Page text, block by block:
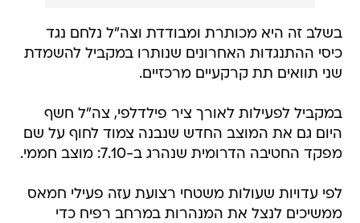
בשלב זה היא מכותרת ומבודדת וצה"ל נלחם נגד
כיסי ההתנגדות האחרונים שנותרו במקביל להשמדת
שני תוואים תת קרקעיים מרכזיים.
במקביל לפעילות לאורך ציר פילדלפי, צה"ל חשף
היום גם את המוצב החדש שנבנה צמוד לחוף על שם
מפקד החטיבה הדרומית שנהרג ב-7.10: מוצב חממי.
לפי עדויות שעולות משטחי רצועת עזה פעילי חמאס
ממשיכים לנצל את המנהרות במרחב רפיח כדי